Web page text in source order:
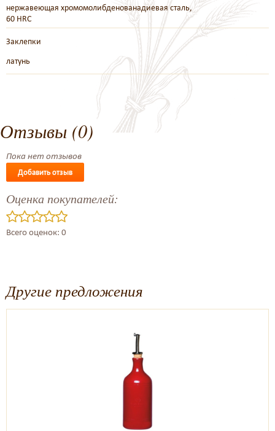
нержавеющая хромомолибденованадиевая сталь,
60 HRC
Заклепки
латунь
Отзывы (0)
Пока нет отзывов
Добавить отзыв
Оценка покупателей:
Всего оценок: 0
Другие предложения